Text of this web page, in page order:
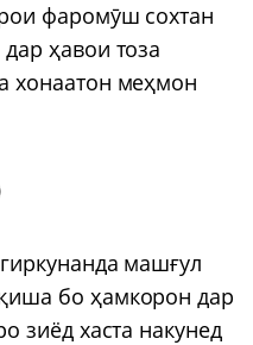
фаромӯш сохтан
ҳавои тоза
хонаатон меҳмон
машғул
бо ҳамкорон дар
зиёд хаста накунед